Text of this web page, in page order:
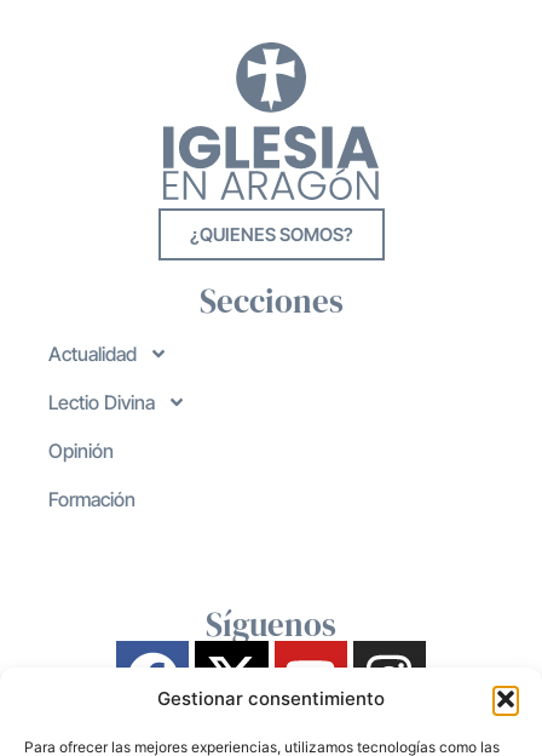
Gestionar consentimiento
Para ofrecer las mejores experiencias, utilizamos tecnologías como las
¿QUIENES SOMOS?
Secciones
Actualidad
Lectio Divina
Opinión
Formación
Síguenos